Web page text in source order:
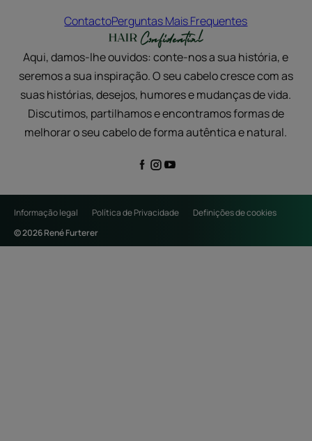
ContactoPerguntas Mais Frequentes
Aqui, damos-lhe ouvidos: conte-nos a sua história, e
seremos a sua inspiração. O seu cabelo cresce com as
suas histórias, desejos, humores e mudanças de vida.
Discutimos, partilhamos e encontramos formas de
melhorar o seu cabelo de forma autêntica e natural.
Informação legal Política de Privacidade
Definições de cookies
© 2026 René Furterer